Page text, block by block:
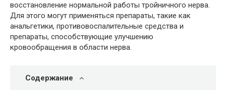
восстановление нормальной работы тройничного нерва.
Для этого могут применяться препараты, такие как
анальгетики, противовоспалительные средства и
препараты, способствующие улучшению
кровообращения в области нерва.
Содержание